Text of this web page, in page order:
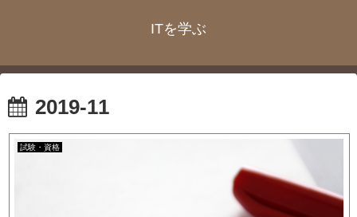
ITを学ぶ
2019-11
試験・資格